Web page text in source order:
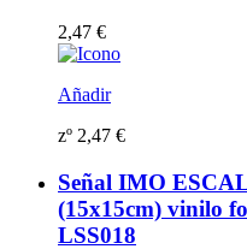
2,47 €
Añadir
zº 2,47 €
Señal IMO
(15x15cm) vinilo
LSS018